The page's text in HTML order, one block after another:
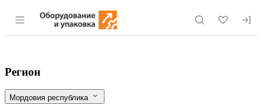
Раздел навигации по сайту eqinfo.ru
TERRA INDUSTRIAL – новый
Фильтры
Регион
Мордовия республика